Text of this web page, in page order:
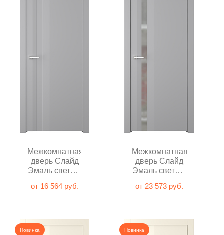
Межкомнатная
дверь Слайд
Эмаль светло-
от 16 564 руб.
Межкомнатная
дверь Слайд
Эмаль светло-
зеркалом
от 23 573 руб.
Новинка Новинка